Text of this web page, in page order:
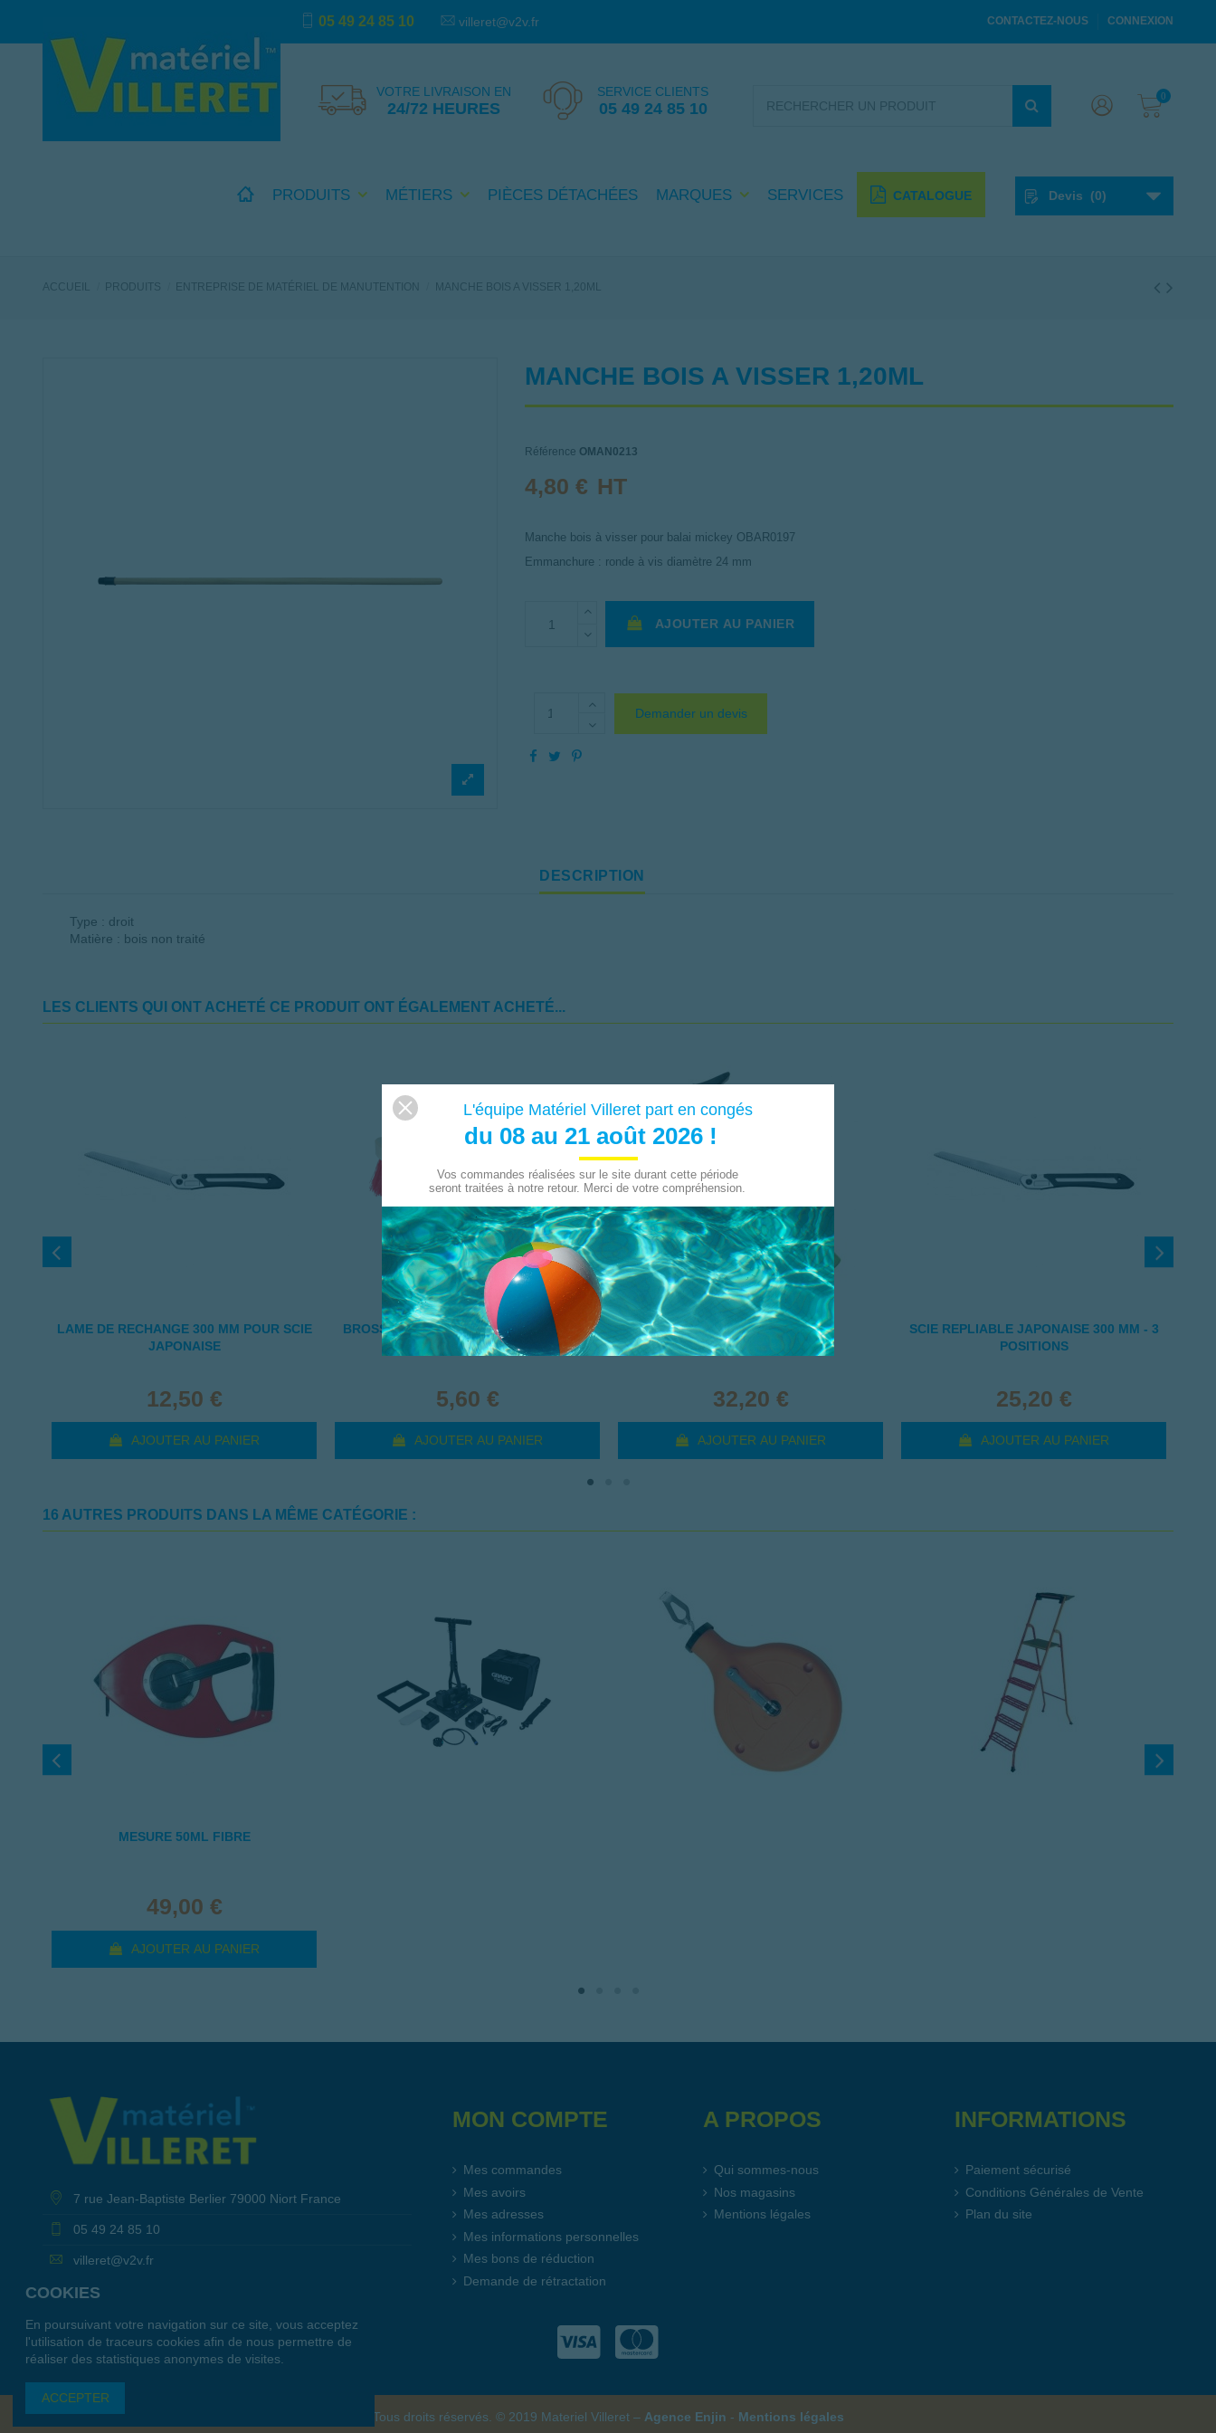
05 49 24 85 10 villeret@v2v.fr CONTACTEZ-NOUS CONNEXION
VOTRE LIVRAISON EN
24/72 HEURES
SERVICE CLIENTS
05 49 24 85 10
0
PRODUITS MÉTIERS PIÈCES DÉTACHÉES MARQUES SERVICES CATALOGUE Devis (0)
ACCUEIL PRODUITS ENTREPRISE DE MATÉRIEL DE MANUTENTION MANCHE BOIS A VISSER 1,20ML
MANCHE BOIS A VISSER 1,20ML
Référence OMAN0213
4,80 € HT
Manche bois à visser pour balai mickey OBAR0197
Emmanchure : ronde à vis diamètre 24 mm
AJOUTER AU PANIER
Demander un devis
DESCRIPTION
Type : droit
Matière : bois non traité
LES CLIENTS QUI ONT ACHETÉ CE PRODUIT ONT ÉGALEMENT ACHETÉ...
LAME DE RECHANGE 300 MM POUR SCIE
JAPONAISE
12,50 €
AJOUTER AU PANIER
BROSSE CRINIERE POLYPRO SORTIE 50
5,60 €
AJOUTER AU PANIER
MARTEAU A GARNIR
32,20 €
AJOUTER AU PANIER
SCIE REPLIABLE JAPONAISE 300 MM - 3
POSITIONS
25,20 €
AJOUTER AU PANIER
16 AUTRES PRODUITS DANS LA MÊME CATÉGORIE :
MESURE 50ML FIBRE
49,00 €
AJOUTER AU PANIER
7 rue Jean-Baptiste Berlier 79000 Niort France
05 49 24 85 10
villeret@v2v.fr
MON COMPTE
Mes commandes
Mes avoirs
Mes adresses
Mes informations personnelles
Mes bons de réduction
Demande de rétractation
A PROPOS
Qui sommes-nous
Nos magasins
Mentions légales
INFORMATIONS
Paiement sécurisé
Conditions Générales de Vente
Plan du site
Tous droits réservés. © 2019 Materiel Villeret – Agence Enjin - Mentions légales
COOKIES
En poursuivant votre navigation sur ce site, vous acceptez
l'utilisation de traceurs cookies afin de nous permettre de
réaliser des statistiques anonymes de visites.
ACCEPTER
L'équipe Matériel Villeret part en congés
du 08 au 21 août 2026 !
Vos commandes réalisées sur le site durant cette période
seront traitées à notre retour. Merci de votre compréhension.